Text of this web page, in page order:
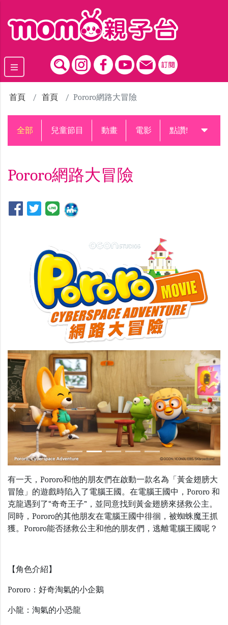
首頁 首頁 Pororo網路大冒險
全部 兒童節目 動畫 電影 點讚!升級中
Pororo網路大冒險
Previous
有一天，Pororo和他的朋友們在啟動一款名為「黃金翅膀大
冒險」的遊戲時陷入了電腦王國。在電腦王國中，Pororo 和
克龍遇到了“奇奇王子”，並同意找到黃金翅膀來拯救公主。
同時，Pororo的其他朋友在電腦王國中徘徊，被蜘蛛魔王抓
獲。Pororo能否拯救公主和他的朋友們，逃離電腦王國呢？
【角色介紹】
Pororo： 好奇淘氣的小企鵝
小龍 ： 淘氣的小恐龍